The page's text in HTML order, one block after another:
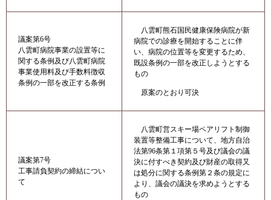
議案第6号
八雲町病院事業の設置等に
関する条例及び八雲町病院
事業使用料及び手数料徴収
条例の一部を改正する条例
八雲町熊石国民健康保険病院が新
病院での診療を開始することに伴
い、病院の位置等を変更するため、
既設条例の一部を改正しようとする
もの
原案のとおり可決
議案第7号
工事請負契約の締結につい
て
八雲町営スキー場ペアリフト制御
装置等整備工事について、地方自治
法第96条第１項第５号及び議会の議
決に付すべき契約及び財産の取得又
は処分に関する条例第２条の規定に
より、議会の議決を求めようとする
もの